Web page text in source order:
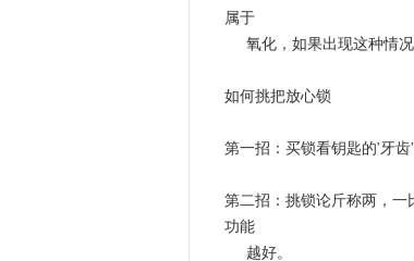
属于
氧化，如果出现这种情
如何挑把放心锁
第一招：买锁看钥匙的'牙
第二招：挑锁论斤称两，一
功能
越好。